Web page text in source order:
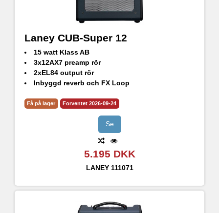
Laney CUB-Super 12
15 watt Klass AB
3x12AX7 preamp rör
2xEL84 output rör
Inbyggd reverb och FX Loop
Få på lager Forventet 2026-09-24
Se
5.195 DKK
LANEY 111071